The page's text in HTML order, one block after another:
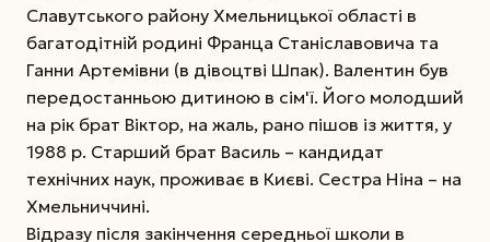
Славутського району Хмельницької області в
багатодітній родині Франца Станіславовича та
Ганни Артемівни (в дівоцтві Шпак). Валентин був
передостанньою дитиною в сім'ї. Його молодший
на рік брат Віктор, на жаль, рано пішов із життя, у
1988 р. Старший брат Василь – кандидат
технічних наук, проживає в Києві. Сестра Ніна – на
Хмельниччині.
Відразу після закінчення середньої школи в